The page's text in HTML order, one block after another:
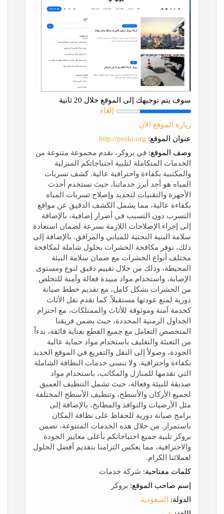
سوف يتم توجيهك إلى الموقع خلال 20 ثانية
إلغاء
زيارة الموقع الآن
عنوان الموقع: http://prokr.org
وصف الموقع: في بروكر، نقدم مجموعة متنوعة من
الخدمات المتكاملة لتلبية احتياجاتكم المنزلية
والمكتبية بكفاءة واحترافية عالية. كشف تسربات
المياه هو أحد أبرز خدماتنا، حيث نستخدم أحدث
الأجهزة والتقنيات لتحديد وإصلاح تسربات المياه
بكفاءة عالية، مما يشمل الكشف الدقيق عن مواقع
التسرب دون التسبب في أضرار إضافية، بالإضافة
إلى إجراء الإصلاحات اللازمة بسرعة لضمان استعادة
سلامة البنية التحتية للمباني والمرافق. بالإضافة إلى
ذلك، نوفر مكافحة الحشرات بحلول شاملة لمكافحة
مختلف أنواع الحشرات مع ضمان سلامة البيئة
المحيطة، وذلك من خلال تقييم دقيق لنوع ومستوى
الإصابة، واستخدام مواد مبيدة فعالة وآمنة للتخلص
من الحشرات بشكل كامل، مع تقديم خطط صيانة
دورية لمنع عودتها مستقبلاً. كما نقدم نقل الأثاث
كخدمة آمنة وموثوقة للأثاث والممتلكات، مع احترام
الجداول الزمنية المحددة، حيث يضمن فريقنا
المتخصص التعامل مع جميع القطع بعناية فائقة، بدءاً
من التعبئة والتغليف باستخدام مواد حماية عالية
الجودة، وصولاً إلى النقل والتفريغ في الموقع الجديد
بكفاءة واحترافية. ولا ننسى خدمات النظافة الشاملة
التي نقدمها للمنازل والمكاتب، باستخدام مواد
صديقة للبيئة وفعالة، حيث تشمل التنظيف العميق
لجميع الأركان والأسطح، وتنظيف الأسطح المختلفة
مثل الأرضيات والنوافذ والمطابخ، بالإضافة إلى
برامج صيانة دورية للحفاظ على نظافة المكان
باستمرار. من خلال هذه الخدمات المتنوعة، تضمن
بروكر تلبية جميع احتياجاتكم بأعلى معايير الجودة
والاحترافية، مما يعكس التزامنا بتقديم أفضل الحلول
لعملائنا الكرام.
كلمات مفتاحية: شركة خدمات
إسم صاحب الموقع: بروكر
الدولة:
السعودية